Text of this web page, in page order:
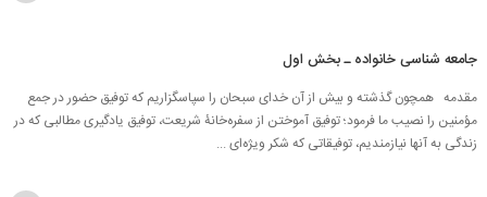
جامعه شناسی خانواده ـ بخش اول
مقدمه همچون گذشته و بیش از آن خدای سبحان را سپاسگزاریم که توفیق حضور در جمع
مؤمنین را نصیب ما فرمود؛ توفیق آموختن از سفره‌خانۀ شریعت، توفیق یادگیری مطالبی که در
زندگی به آنها نیازمندیم، توفیقاتی که شکر ویژه‌ای ...